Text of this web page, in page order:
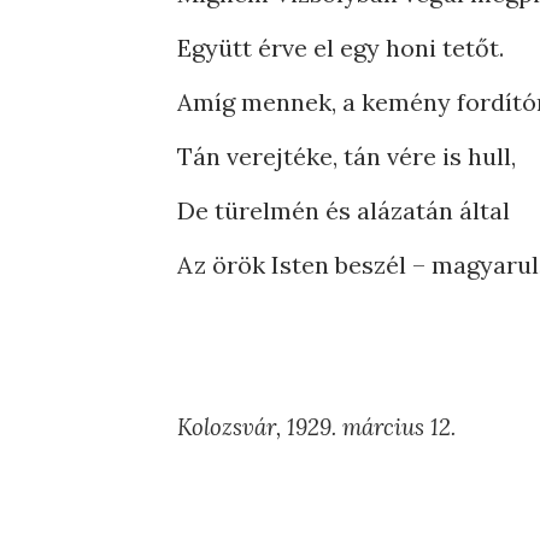
Együtt érve el egy honi tetőt.
Amíg mennek, a kemény
Tán verejtéke, tán vére is hull,
De türelmén és alázatán által
Az örök Isten beszél –
Kolozsvár, 1929. március 12.